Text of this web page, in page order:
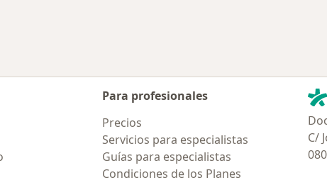
Para profesionales
Precios
Servicios para especialistas
Guías para especialistas
Condiciones de los Planes
C/